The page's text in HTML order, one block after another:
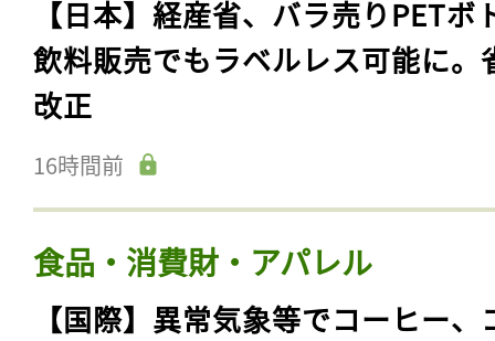
【日本】経産省、バラ売りPETボ
飲料販売でもラベルレス可能に。
改正
16時間前
食品・消費財・アパレル
【国際】異常気象等でコーヒー、